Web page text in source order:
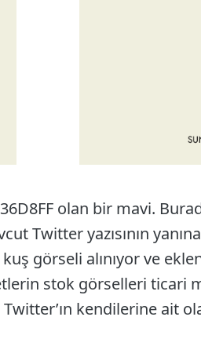
olan bir mavi.
Twitter yazısının yanına
kuş görseli alınıyor ve
stok görselleri ticari
kendilerine ait